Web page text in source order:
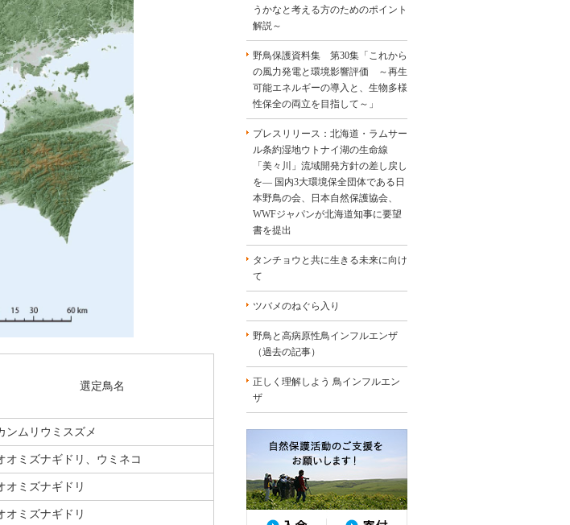
選定鳥名
ンムリウミスズメ
オミズナギドリ、ウミネコ
オミズナギドリ
オミズナギドリ
うかなと考える方のためのポイント
解説～
野鳥保護資料集 第30集「これから
の風力発電と環境影響評価 ～再生
可能エネルギーの導入と、生物多様
性保全の両立を目指して～」
プレスリリース：北海道・ラムサー
ル条約湿地ウトナイ湖の生命線
「美々川」流域開発方針の差し戻し
を― 国内3大環境保全団体である日
本野鳥の会、日本自然保護協会、
WWFジャパンが北海道知事に要望
書を提出
タンチョウと共に生きる未来に向け
て
ツバメのねぐら入り
野鳥と高病原性鳥インフルエンザ
（過去の記事）
正しく理解しよう 鳥インフルエン
ザ